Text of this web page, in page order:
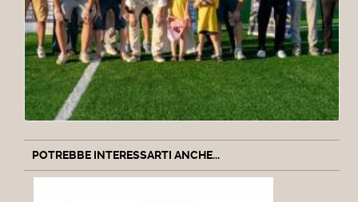
POTREBBE INTERESSARTI ANCHE...